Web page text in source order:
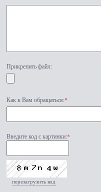
Прикрепить файл:
Как к Вам обращаться:*
Введите код с картинки:*
перезагрузить код